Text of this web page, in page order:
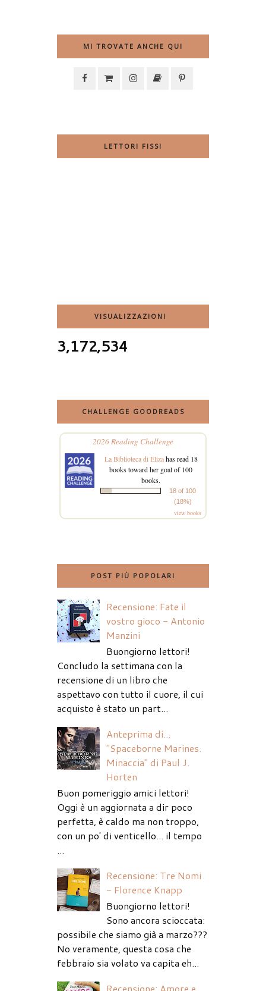
MI TROVATE ANCHE QUI
LETTORI FISSI
VISUALIZZAZIONI
3,172,534
CHALLENGE GOODREADS
2026 Reading Challenge
La Biblioteca di Elizahas read 18
books toward her goal of 100
books.
18 of 100
(18%)
view books
POST PIÙ POPOLARI
Recensione: Fate il
vostro gioco - Antonio
Manzini
Buongiorno lettori!
Concludo la settimana con la
recensione di un libro che
aspettavo con tutto il cuore, il cui
acquisto è stato un part...
Anteprima di...
"Spaceborne Marines.
Minaccia" di Paul J.
Horten
Buon pomeriggio amici lettori!
Oggi è un aggiornata a dir poco
perfetta, è caldo ma non troppo,
con un po' di venticello... il tempo
...
Recensione: Tre Nomi
- Florence Knapp
Buongiorno lettori!
Sono ancora scioccata:
possibile che siamo già a marzo???
No veramente, questa cosa che
febbraio sia volato va capita eh...
Recensione: Amore e